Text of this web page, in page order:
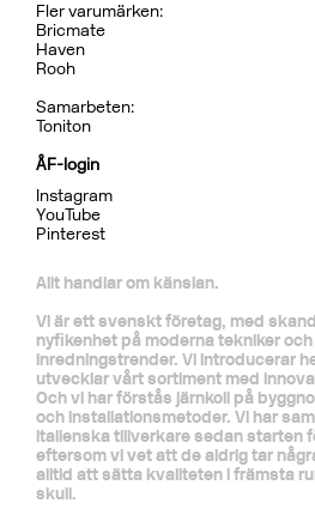
Fler varumärken:
Bricmate
Haven
Rooh
Samarbeten:
Toniton
ÅF-login
Allt handlar om känslan.
Vi är ett svenskt företag, med
nyfikenhet på moderna tekniker
inredningstrender. Vi introducerar
utvecklar vårt sortiment med
Och vi har förstås järnkoll på
och installationsmetoder. Vi har
italienska tillverkare sedan starten
eftersom vi vet att de aldrig tar
alltid att sätta kvaliteten i främsta
skull.
Instagram
YouTube
Pinterest